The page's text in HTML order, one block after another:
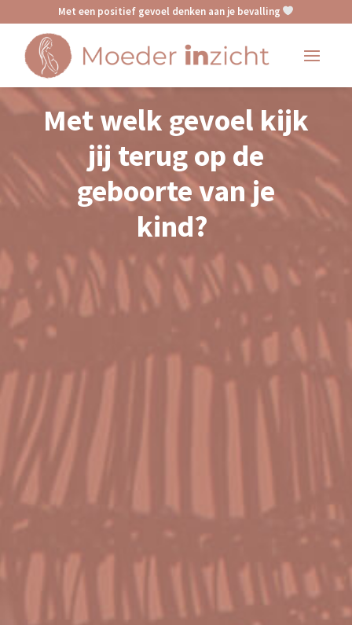
Met een positief gevoel denken aan je bevalling
Met welk gevoel kijk
jij terug op de
geboorte van je
kind?